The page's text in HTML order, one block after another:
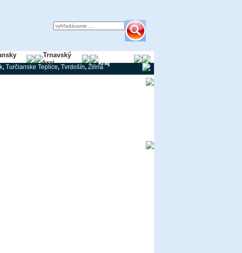
Trnavský
kraj
kraj
, Turčianske Teplice, Tvrdošín, Žilina